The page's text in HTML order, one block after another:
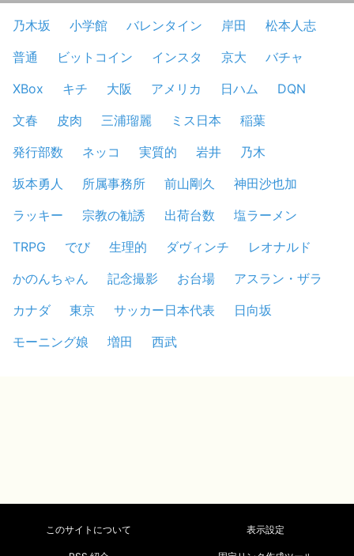
乃木坂 小学館 バレンタイン 岸田
松本人志
普通
ビットコイン インスタ 京大
バチャ
XBox
キチ 大阪 アメリカ 日ハム
DQN
文春
皮肉 三浦瑠麗 ミス日本
稲葉
発行部数
ネッコ 実質的 岩井
乃木
坂本勇人
所属事務所 前山剛久
神田沙也加
ラッキー
宗教の勧誘 出荷台数
塩ラーメン
TRPG
でび 生理的 ダヴィンチ
レオナルド
かのんちゃん
記念撮影 お台場
アスラン・ザラ
カナダ
東京 サッカー日本代表
日向坂
モーニング娘
増田 西武
このサイトについて 表示設定